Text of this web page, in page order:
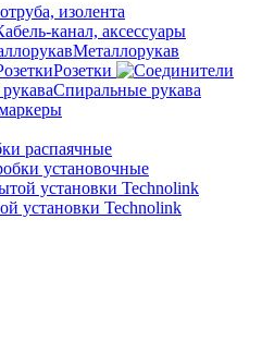
изолента
канал, аксессуары
Металлорукав
Розетки
Спиральные рукава
распаячные
установочные
установки Technolink